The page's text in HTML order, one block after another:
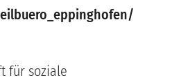
für soziale